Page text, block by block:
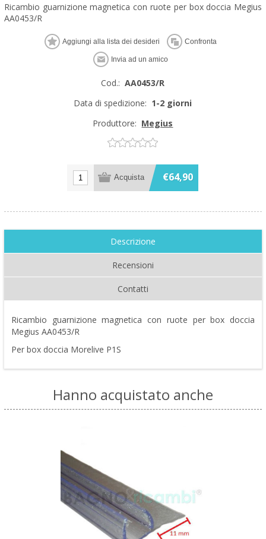
Ricambio guarnizione magnetica con ruote per box doccia Megius
AA0453/R
Cod.: AA0453/R
Data di spedizione: 1-2 giorni
Produttore: Megius
€64,90
Descrizione
Recensioni
Contatti
Ricambio guarnizione magnetica con ruote per box doccia
Megius AA0453/R
Per box doccia Morelive P1S
Hanno acquistato anche